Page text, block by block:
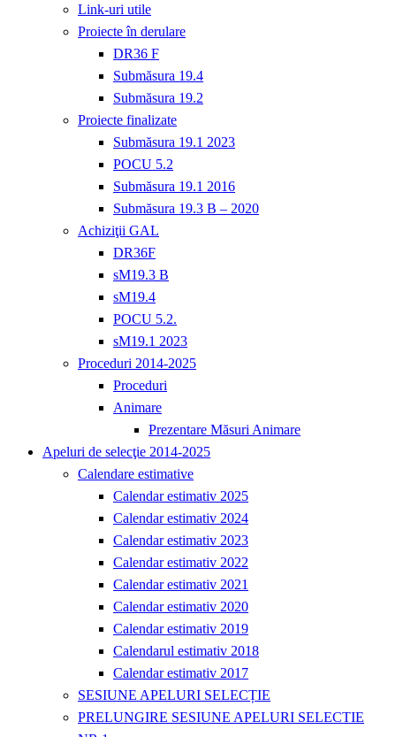
Link-uri utile
Proiecte în derulare
DR36 F
Submăsura 19.4
Submăsura 19.2
Proiecte finalizate
Submăsura 19.1 2023
POCU 5.2
Submăsura 19.1 2016
Submăsura 19.3 B – 2020
Achiziţii GAL
DR36F
sM19.3 B
sM19.4
POCU 5.2.
sM19.1 2023
Proceduri 2014-2025
Proceduri
Animare
Prezentare Măsuri Animare
Apeluri de selecţie 2014-2025
Calendare estimative
Calendar estimativ 2025
Calendar estimativ 2024
Calendar estimativ 2023
Calendar estimativ 2022
Calendar estimativ 2021
Calendar estimativ 2020
Calendar estimativ 2019
Calendarul estimativ 2018
Calendar estimativ 2017
SESIUNE APELURI SELECȚIE
PRELUNGIRE SESIUNE APELURI SELECTIE